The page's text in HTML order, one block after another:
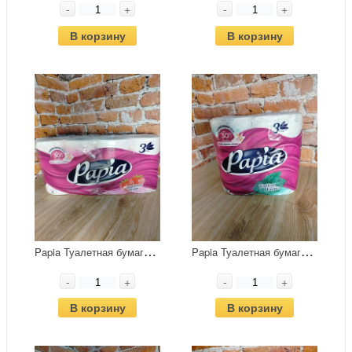
-
+
В корзину
-
+
В корзину
P
apia Туалетная бумага трёхслойная Клубничная Мечта 8 рулонов
-
+
В корзину
P
apia Туалетная бумага трёхслойная Тропическая экзотика 4 рулона
-
+
В корзину